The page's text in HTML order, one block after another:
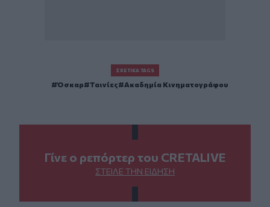
ΣΧΕΤΙΚΆ TAGS
Όσκαρ Ταινίες Ακαδημία Κινηματογράφου
Γίνε ο ρεπόρτερ του CRETALIVE
ΣΤΕΊΛΕ ΤΗΝ ΕΊΔΗΣΗ